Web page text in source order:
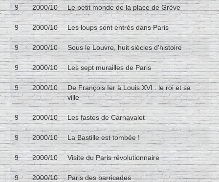
9 2000/10 Le petit monde de la place de Grève
9 2000/10 Les loups sont entrés dans Paris
9 2000/10 Sous le Louvre, huit siècles d'histoire
9 2000/10 Les sept murailles de Paris
9 2000/10
De François Ier à Louis XVI : le roi et sa
ville
9 2000/10 Les fastes de Carnavalet
9 2000/10 La Bastille est tombée !
9 2000/10 Visite du Paris révolutionnaire
9 2000/10 Paris des barricades